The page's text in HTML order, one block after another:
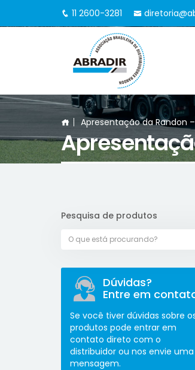
11 2600-3281
Apresentação da Randon
Pesquisa de produtos
Dúvidas?
Entre em
Se você tiver dúvidas sobre
produtos pode entrar em
contato direto com o
distribuidor ou nos envie uma
mensagem.